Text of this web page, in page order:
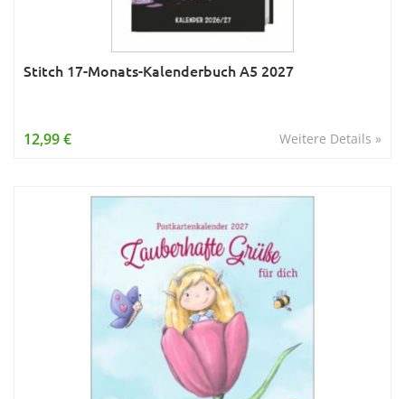
Stitch 17-Monats-Kalenderbuch A5 2027
Weitere Details »
12,99 €